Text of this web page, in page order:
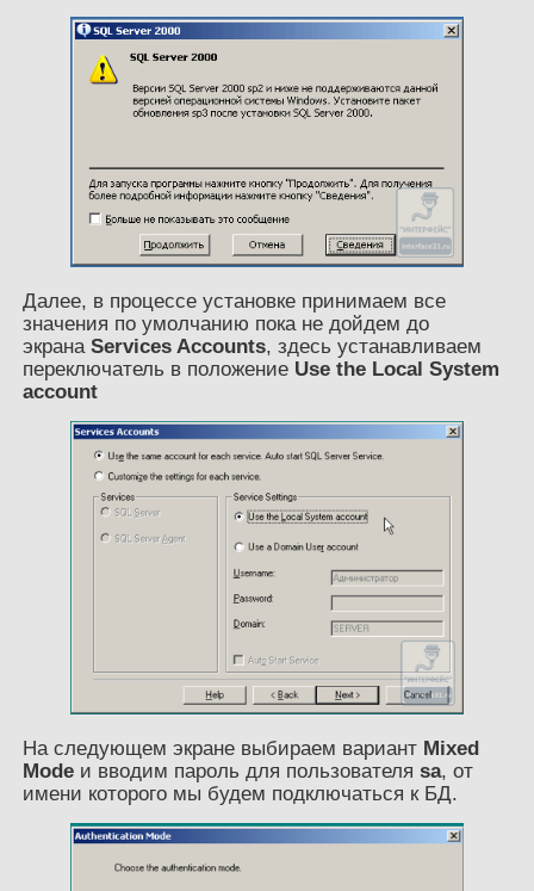
Далее, в процессе установке принимаем все
значения по умолчанию пока не дойдем до
экрана Services Accounts, здесь устанавливаем
переключатель в положение Use the Local System
account
На следующем экране выбираем вариант Mixed
Modeи вводим пароль для пользователя sa, от
имени которого мы будем подключаться к БД.